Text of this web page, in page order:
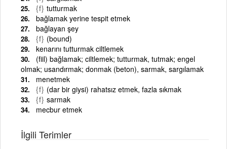
{f} tutturmak
bağlamak yerine tespit etmek
bağlayan şey
{f} (bound)
kenarını tutturmak ciltlemek
(fiil) bağlamak; ciltlemek; tutturmak, tutmak; engel
olmak; usandırmak; donmak (beton), sarmak, sargılamak
menetmek
{f} (dar bir giysi) rahatsız etmek, fazla sıkmak
{f} sarmak
mecbur etmek
İlgili Terimler